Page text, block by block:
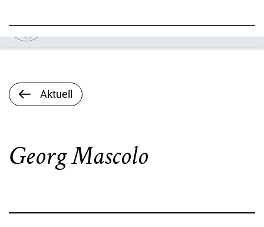
Aktuell
Georg Mascolo